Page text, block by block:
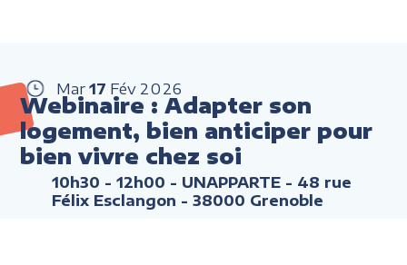
Mar 17 Fév 2026
Webinaire : Adapter son
logement, bien anticiper pour
bien vivre chez soi
10h30 - 12h00 - UNAPPARTE - 48 rue
Félix Esclangon - 38000 Grenoble